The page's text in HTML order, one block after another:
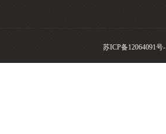
苏ICP备12064091号